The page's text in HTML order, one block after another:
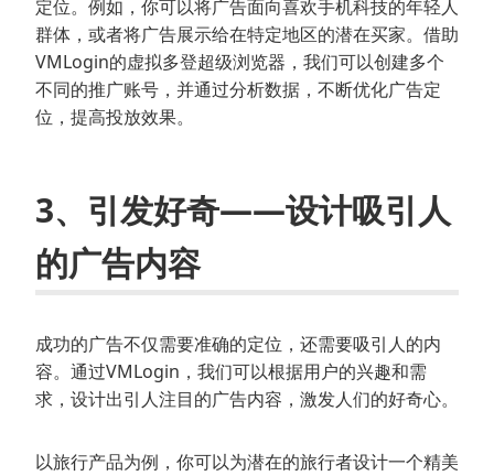
定位。例如，你可以将广告面向喜欢手机科技的年轻人
群体，或者将广告展示给在特定地区的潜在买家。借助
VMLogin的虚拟多登超级浏览器，我们可以创建多个
不同的推广账号，并通过分析数据，不断优化广告定
位，提高投放效果。
3、引发好奇——设计吸引人
的广告内容
成功的广告不仅需要准确的定位，还需要吸引人的内
容。通过VMLogin，我们可以根据用户的兴趣和需
求，设计出引人注目的广告内容，激发人们的好奇心。
以旅行产品为例，你可以为潜在的旅行者设计一个精美